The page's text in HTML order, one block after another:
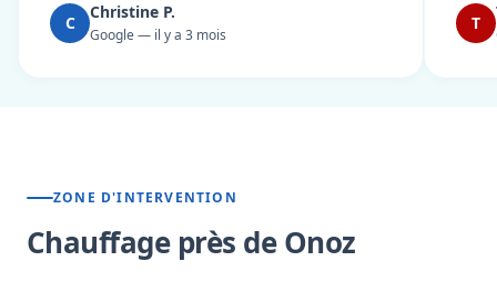
C
Christine P.
Google — il y a 3 mois
T
ZONE D'INTERVENTION
Chauffage près de Onoz